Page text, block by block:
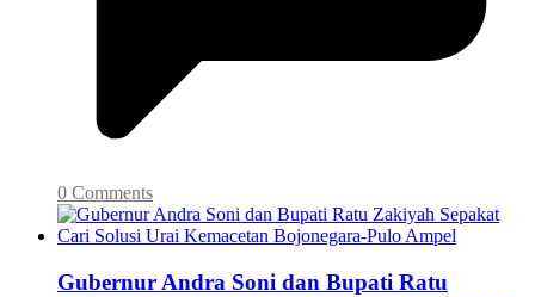
0 Comments
Gubernur Andra Soni dan Bupati Ratu